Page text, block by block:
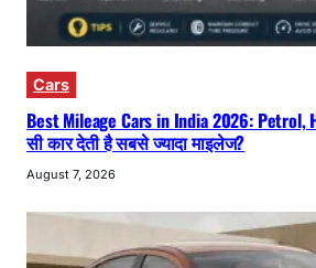
Cars
Best Mileage Cars in India 2026: Petrol,
सी कार देती है सबसे ज्यादा माइलेज?
August 7, 2026